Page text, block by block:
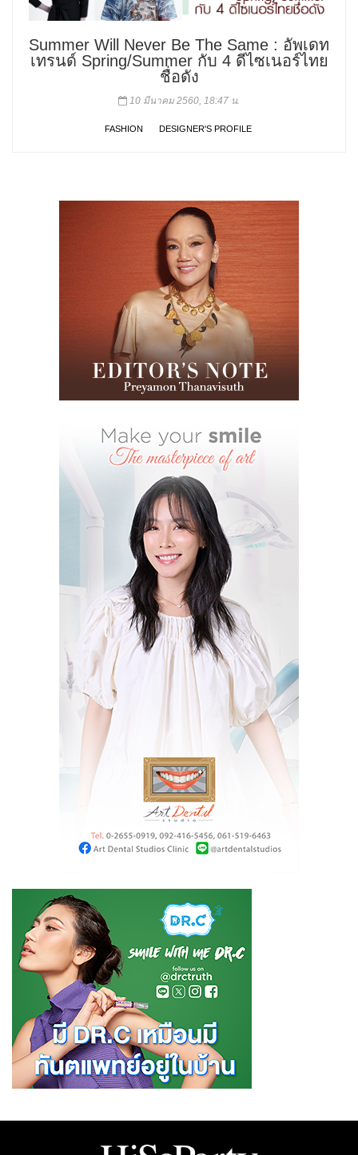
Summer Will Never Be The Same : อัพเดท
เทรนด์ Spring/Summer กับ 4 ดีไซเนอร์ไทย
ชื่อดัง
10 มีนาคม 2560, 18:47 น.
FASHION DESIGNER'S PROFILE